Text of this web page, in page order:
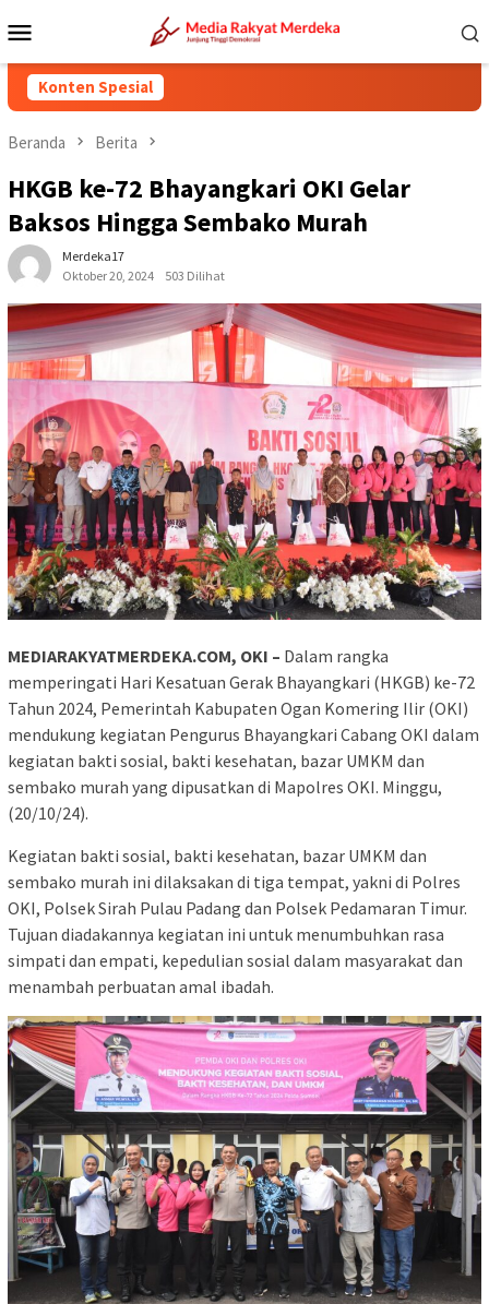
ke
Mobile
Konten Spesial
Beranda Berita
HKGB ke-72 Bhayangkari OKI Gelar
Baksos Hingga Sembako Murah
Merdeka17
Oktober 20, 2024
503 Dilihat
MEDIARAKYATMERDEKA.COM, OKI – Dalam rangka
memperingati Hari Kesatuan Gerak Bhayangkari (HKGB) ke-72
Tahun 2024, Pemerintah Kabupaten Ogan Komering Ilir (OKI)
mendukung kegiatan Pengurus Bhayangkari Cabang OKI dalam
kegiatan bakti sosial, bakti kesehatan, bazar UMKM dan
sembako murah yang dipusatkan di Mapolres OKI. Minggu,
(20/10/24).
Kegiatan bakti sosial, bakti kesehatan, bazar UMKM dan
sembako murah ini dilaksakan di tiga tempat, yakni di Polres
OKI, Polsek Sirah Pulau Padang dan Polsek Pedamaran Timur.
Tujuan diadakannya kegiatan ini untuk menumbuhkan rasa
simpati dan empati, kepedulian sosial dalam masyarakat dan
menambah perbuatan amal ibadah.